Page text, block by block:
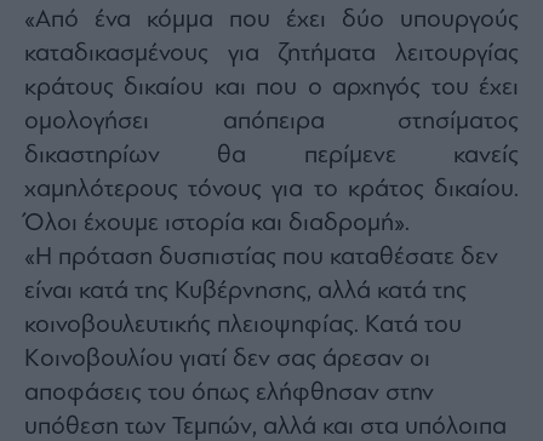
Monocle
Media
Lab
Mononews100
Εγγραφείτε
στο
του
mononews.gr
«Από ένα κόμμα που έχει δύο υπουργούς
καταδικασμένους για ζητήματα λειτουργίας
κράτους δικαίου και που ο αρχηγός του έχει
ομολογήσει απόπειρα στησίματος
δικαστηρίων θα περίμενε κανείς
χαμηλότερους τόνους για το κράτος δικαίου.
Όλοι έχουμε ιστορία και διαδρομή».
«Η πρόταση δυσπιστίας που καταθέσατε δεν
είναι κατά της Κυβέρνησης, αλλά κατά της
κοινοβουλευτικής πλειοψηφίας. Κατά του
Κοινοβουλίου γιατί δεν σας άρεσαν οι
αποφάσεις του όπως ελήφθησαν στην
υπόθεση των Τεμπών, αλλά και στα υπόλοιπα